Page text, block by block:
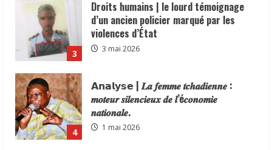
4
𝗔𝗻𝗮𝗹𝘆𝘀𝗲 | 𝑳𝒂 𝒇𝒆𝒎𝒎𝒆 𝒕𝒄𝒉𝒂𝒅𝒊𝒆𝒏𝒏𝒆 :
𝒎𝒐𝒕𝒆𝒖𝒓 𝒔𝒊𝒍𝒆𝒏𝒄𝒊𝒆𝒖𝒙 𝒅𝒆 𝒍’é𝒄𝒐𝒏𝒐𝒎𝒊𝒆
𝒏𝒂𝒕𝒊𝒐𝒏𝒂𝒍𝒆.
1 mai 2026
5
𝗧𝗰𝗵𝗮𝗱 | TSURIEL CYBER et IT SARL,
une nouvelle entreprise de
cybersécurité pour accompagner la
transformation numérique.